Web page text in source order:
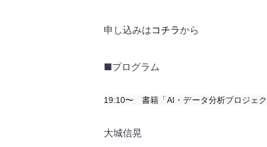
申し込みはコチラから
■プログラム
19:10〜 書籍「AI・データ分析プロジェ
大城信晃